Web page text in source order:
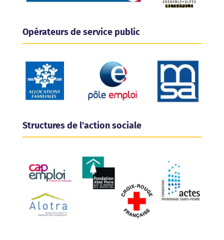
Opérateurs de service public
Structures de l'action sociale